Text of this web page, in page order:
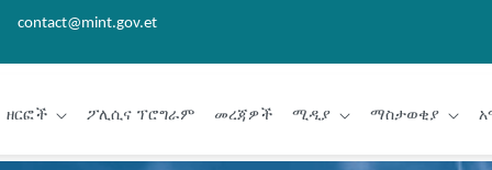
contact@mint.gov.et
ዘርፎች ፖሊሲና ፕሮግራም መረጃዎች ሚዲያ ማስታወቂያ